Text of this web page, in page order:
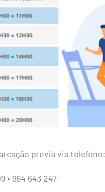
prévia via telefone:
• 964 643 247